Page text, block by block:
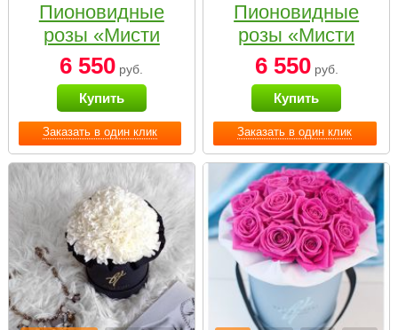
Заказать в один клик
Пионовидные
розы «Мисти
бабблс» в белой
коробке Small
6 550 руб.
Купить
Заказать в один клик
Пионовидные
розы «Мисти
бабблс» в
черной коробке
Small
6 550руб.
Купить